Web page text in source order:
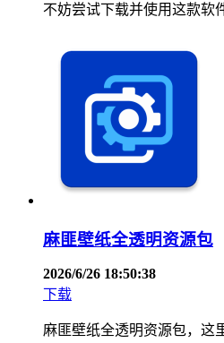
不妨尝试下载并使用这款软
麻匪壁纸全透明资源包
2026/6/26 18:50:38
下载
麻匪壁纸全透明资源包，这